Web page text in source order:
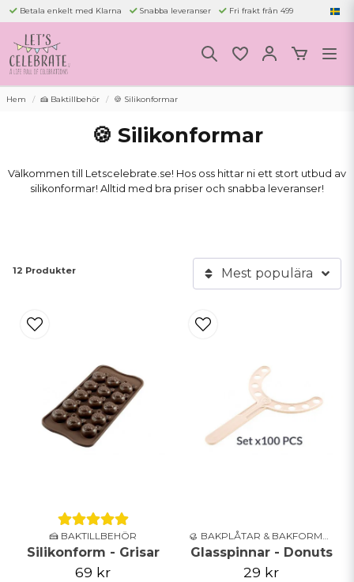
Betala enkelt med Klarna Snabba leveranser Fri frakt från 499
Hem 🍰 Baktillbehör 🍪 Silikonformar
🍪 Silikonformar
Välkommen till Letscelebrate.se! Hos oss hittar ni ett stort utbud av
silikonformar! Alltid med bra priser och snabba leveranser!
12 Produkter Mest populära
🍰 BAKTILLBEHÖR
Silikonform - Grisar
69 kr
🥮 BAKPLÅTAR & BAKFORMAR
Glasspinnar - Donuts
29 kr